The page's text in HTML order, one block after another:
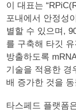
이 대표는
포내에서 안정성
별할 수 있으며,
를 구축해 타깃
방출하도록
기술을 적용한 경
배 증가한 것을
타스페드 플랫폼